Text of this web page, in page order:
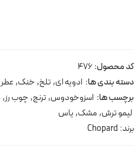
کد محصول:476
دسته بندی ها: ادویه ای, تلخ, خنک, عطر
برچسب ها: اسزوخودوس, ترنج, چوب رز,
لیمو ترش, مشک, یاس
برند: Chopard